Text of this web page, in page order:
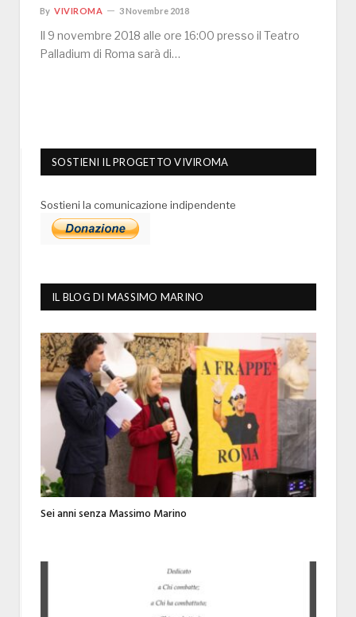
By VIVIROMA 3 Novembre 2018
Il 9 novembre 2018 alle ore 16:00 presso il Teatro
Palladium di Roma sarà di…
SOSTIENI IL PROGETTO VIVIROMA
Sostieni la comunicazione indipendente
IL BLOG DI MASSIMO MARINO
Sei anni senza Massimo Marino